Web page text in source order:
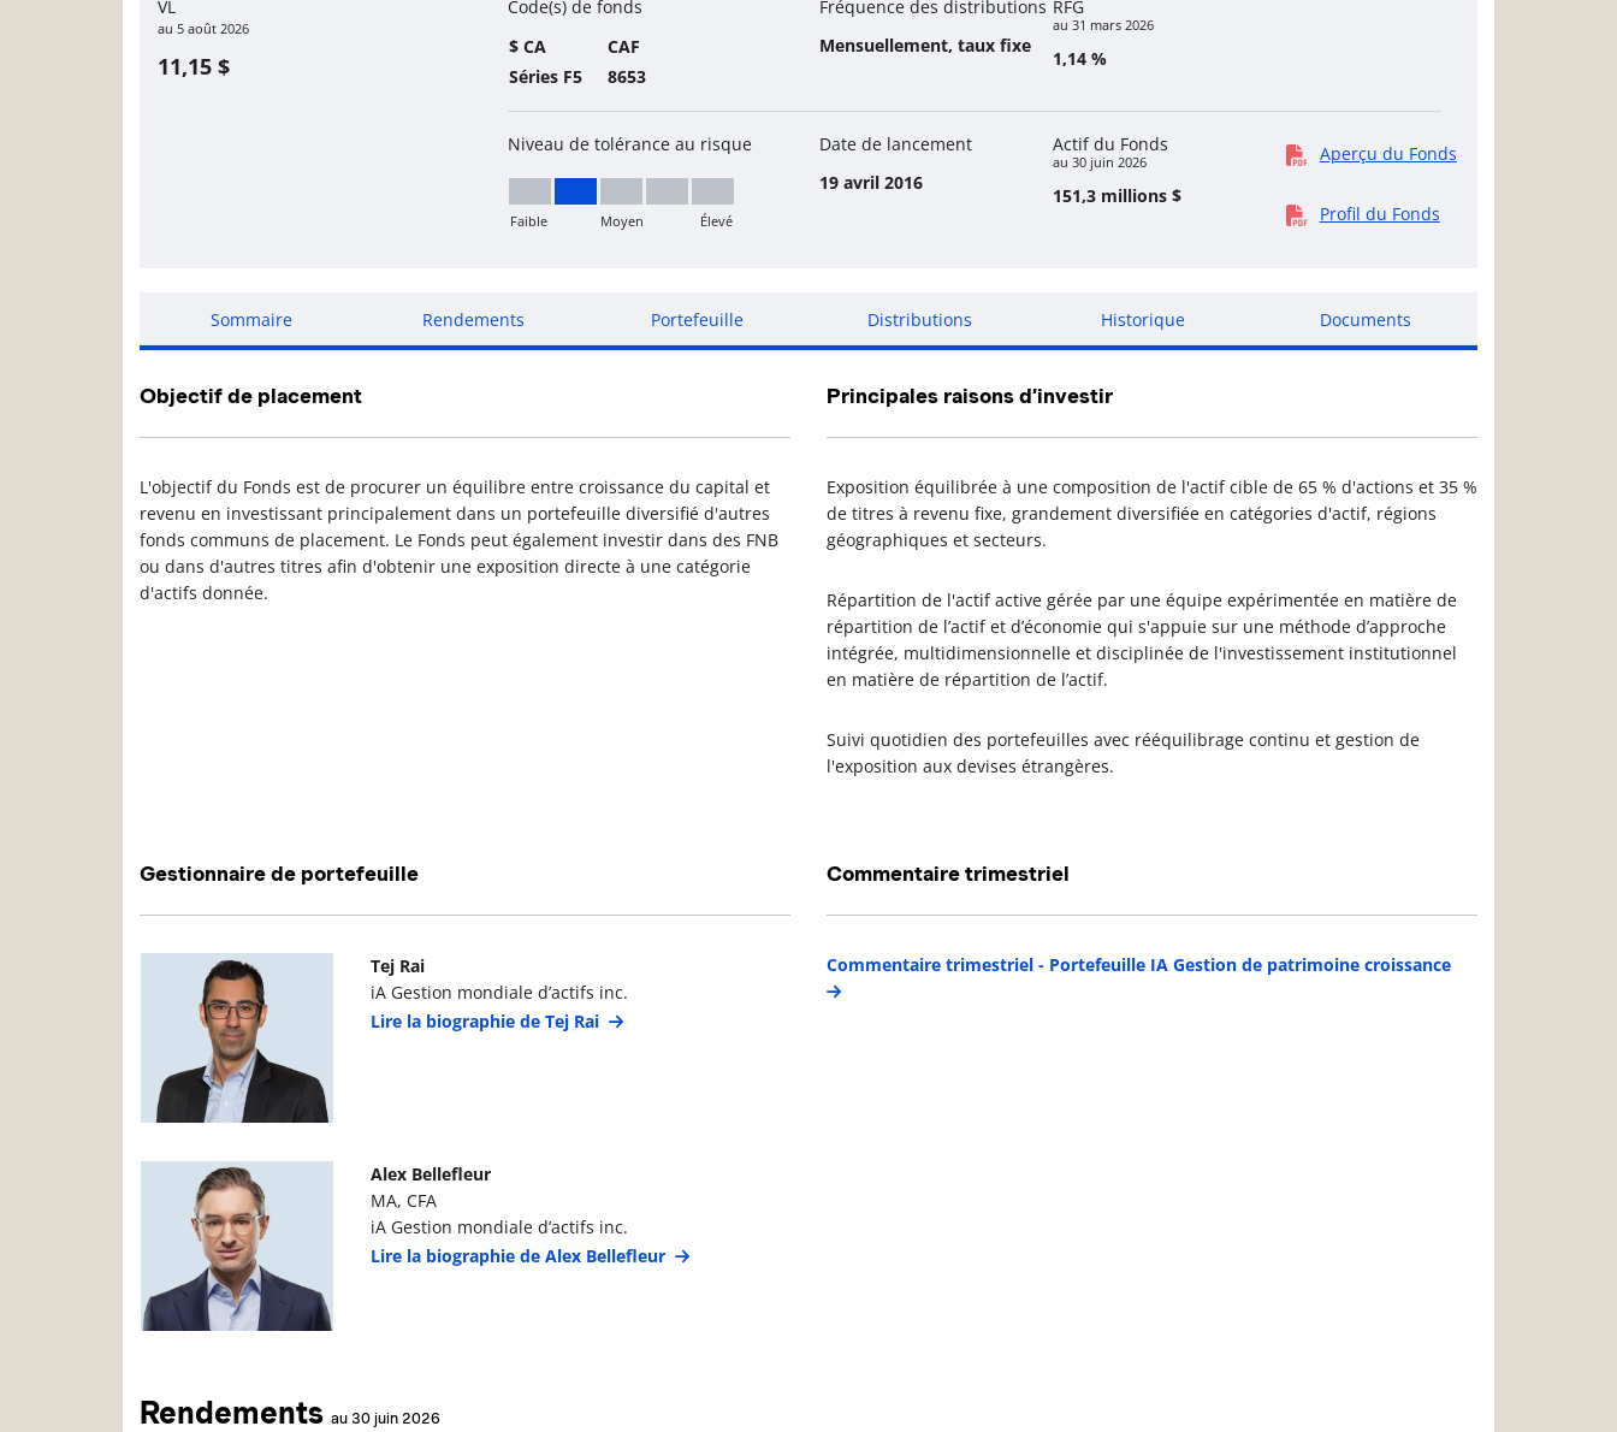
VL
au 5 août 2026
11,15 $
Code(s) de fonds
$ CA
CAF
Séries F5
8653
Fréquence des distributions
Mensuellement, taux fixe
RFG
au 31 mars 2026
1,14 %
Niveau de tolérance au risque
Faible à moyen
Faible Moyen Élevé
Date de lancement
19 avril 2016
Actif du Fonds
au 30 juin 2026
151,3 millions $
Aperçu du Fonds
Profil du Fonds
Sommaire Rendements Portefeuille Distributions Historique Documents
Objectif de placement
L'objectif du Fonds est de procurer un équilibre entre croissance du capital et
revenu en investissant principalement dans un portefeuille diversifié d'autres
fonds communs de placement. Le Fonds peut également investir dans des FNB
ou dans d'autres titres afin d'obtenir une exposition directe à une catégorie
d'actifs donnée.
Principales raisons d’investir
Exposition équilibrée à une composition de l'actif cible de 65 % d'actions et 35 %
de titres à revenu fixe, grandement diversifiée en catégories d'actif, régions
géographiques et secteurs.
Répartition de l'actif active gérée par une équipe expérimentée en matière de
répartition de l’actif et d’économie qui s'appuie sur une méthode d’approche
intégrée, multidimensionnelle et disciplinée de l'investissement institutionnel
en matière de répartition de l’actif.
Suivi quotidien des portefeuilles avec rééquilibrage continu et gestion de
l'exposition aux devises étrangères.
Gestionnaire de portefeuille
Photo du gestionnaire de portefeuille Détails du gestionnaire de portefeuille
Tej Rai
iA Gestion mondiale d’actifs inc.
Lire la biographie de Tej Rai
Photo du gestionnaire de portefeuille
Alex Bellefleur
MA, CFA
iA Gestion mondiale d’actifs inc.
Lire la biographie de Alex Bellefleur
Commentaire trimestriel
Commentaire trimestriel - Portefeuille IA Gestion de patrimoine croissance
Rendements au 30 juin 2026